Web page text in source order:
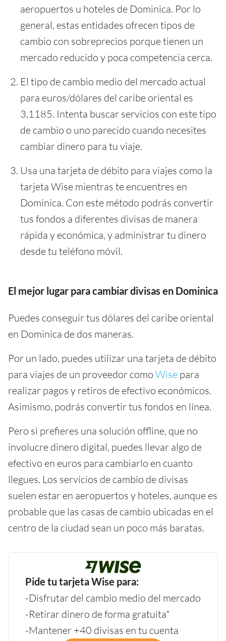
aeropuertos u hoteles de Dominica. Por lo
general, estas entidades ofrecen tipos de
cambio con sobreprecios porque tienen un
mercado reducido y poca competencia cerca.
El tipo de cambio medio del mercado actual
para euros/dólares del caribe oriental es
3,1185. Intenta buscar servicios con este tipo
de cambio o uno parecido cuando necesites
cambiar dinero para tu viaje.
Usa una tarjeta de débito para viajes como la
tarjeta Wise mientras te encuentres en
Dominica. Con este método podrás convertir
tus fondos a diferentes divisas de manera
rápida y económica, y administrar tu dinero
desde tu teléfono móvil.
El mejor lugar para cambiar divisas en Dominica
Puedes conseguir tus dólares del caribe oriental
en Dominica de dos maneras.
Por un lado, puedes utilizar una tarjeta de débito
para viajes de un proveedor como Wise para
realizar pagos y retiros de efectivo económicos.
Asimismo, podrás convertir tus fondos en línea.
Pero si prefieres una solución offline, que no
involucre dinero digital, puedes llevar algo de
efectivo en euros para cambiarlo en cuanto
llegues. Los servicios de cambio de divisas
suelen estar en aeropuertos y hoteles, aunque es
probable que las casas de cambio ubicadas en el
centro de la ciudad sean un poco más baratas.
Pide tu tarjeta Wise para:
-Disfrutar del cambio medio del mercado
-Retirar dinero de forma gratuita*
-Mantener +40 divisas en tu cuenta